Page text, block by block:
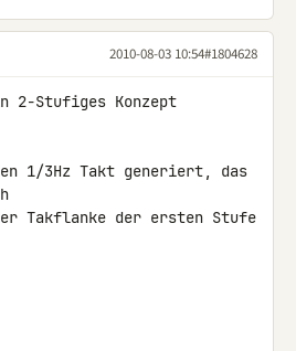
2010-08-03 10:54#1804628
2-Stufiges Konzept
1/3Hz Takt generiert, das
Takflanke der ersten Stufe